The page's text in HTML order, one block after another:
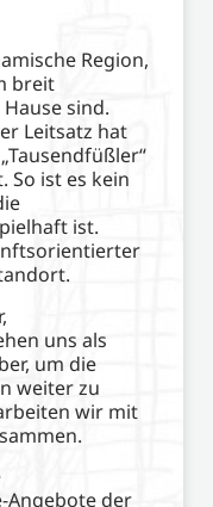
Region,
sind.
Leitsatz hat
ist es kein
ist.
um die
weiter zu
wir mit